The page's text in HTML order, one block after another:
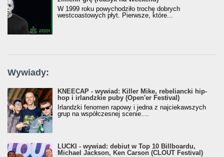
W 1999 roku powychodziło trochę dobrych
westcoastowych płyt. Pierwsze, które...
Wywiady:
KNEECAP - wywiad: Killer Mike, rebeliancki hip-
hop i irlandzkie puby (Open'er Festival)
Irlandzki fenomen rapowy i jedna z najciekawszych
grup na współczesnej scenie....
LUCKI - wywiad: debiut w Top 10 Billboardu,
Michael Jackson, Ken Carson (CLOUT Festival)